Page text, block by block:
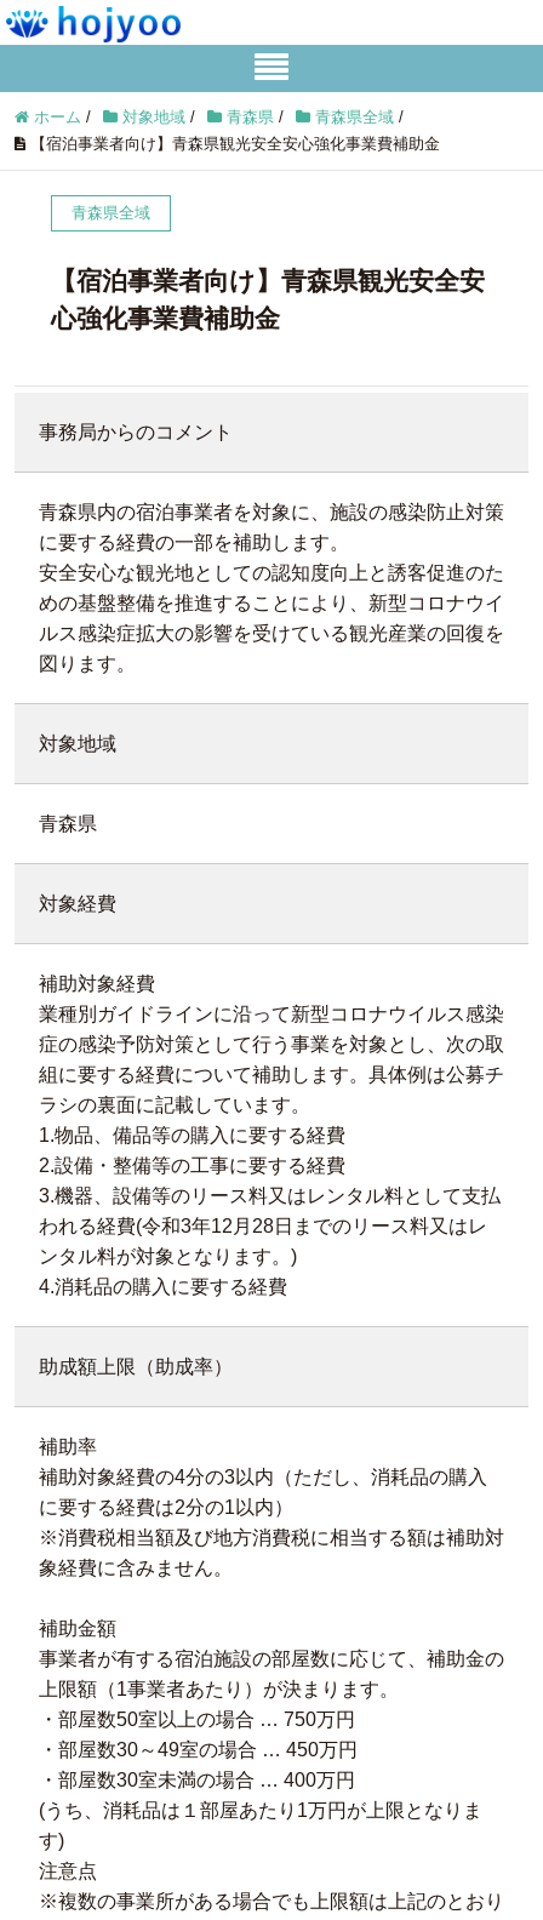
ホーム / 対象地域 / 青森県 / 青森県全域 /
【宿泊事業者向け】青森県観光安全安心強化事業費補助金
青森県全域
【宿泊事業者向け】青森県観光安全安
心強化事業費補助金
事務局からのコメント
青森県内の宿泊事業者を対象に、施設の感染防止対策
に要する経費の一部を補助します。
安全安心な観光地としての認知度向上と誘客促進のた
めの基盤整備を推進することにより、新型コロナウイ
ルス感染症拡大の影響を受けている観光産業の回復を
図ります。
対象地域
青森県
対象経費
補助対象経費
業種別ガイドラインに沿って新型コロナウイルス感染
症の感染予防対策として行う事業を対象とし、次の取
組に要する経費について補助します。具体例は公募チ
ラシの裏面に記載しています。
1.物品、備品等の購入に要する経費
2.設備・整備等の工事に要する経費
3.機器、設備等のリース料又はレンタル料として支払
われる経費(令和3年12月28日までのリース料又はレ
ンタル料が対象となります。)
4.消耗品の購入に要する経費
助成額上限（助成率）
補助率
補助対象経費の4分の3以内（ただし、消耗品の購入
に要する経費は2分の1以内）
※消費税相当額及び地方消費税に相当する額は補助対
象経費に含みません。
補助金額
事業者が有する宿泊施設の部屋数に応じて、補助金の
上限額（1事業者あたり）が決まります。
・部屋数50室以上の場合 … 750万円
・部屋数30～49室の場合 … 450万円
・部屋数30室未満の場合 … 400万円
(うち、消耗品は１部屋あたり1万円が上限となりま
す)
注意点
※複数の事業所がある場合でも上限額は上記のとおり